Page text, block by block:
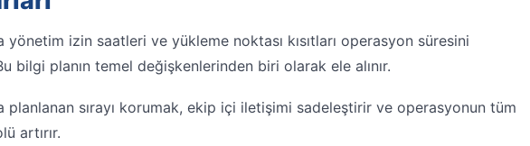
yönetim izin saatleri ve yükleme noktası kısıtları operasyon süresini
bilgi planın temel değişkenlerinden biri olarak ele alınır.
planlanan sırayı korumak, ekip içi iletişimi sadeleştirir ve operasyonun tüm
artırır.